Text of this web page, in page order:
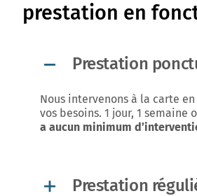
prestation en
Prestation
Nous intervenons à la carte
vos besoins. 1 jour, 1 semaine
a aucun minimum
Prestation